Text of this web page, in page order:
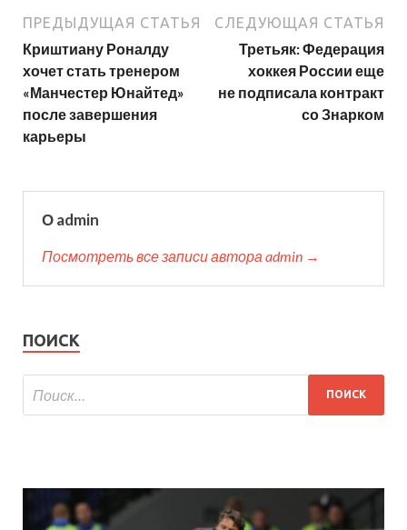
ПРЕДЫДУЩАЯ СТАТЬЯ
Криштиану Роналду
хочет стать тренером
«Манчестер Юнайтед»
после завершения
карьеры
СЛЕДУЮЩАЯ СТАТЬЯ
Третьяк: Федерация
хоккея России еще
не подписала контракт
со Знарком
О admin
Посмотреть все записи автора admin →
ПОИСК